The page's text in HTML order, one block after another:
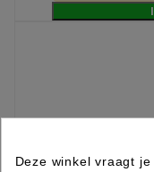
Deze winkel vraagt